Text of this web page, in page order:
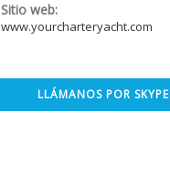
Sitio web:
www.yourcharteryacht.com
LLÁMANOS POR SKYPE